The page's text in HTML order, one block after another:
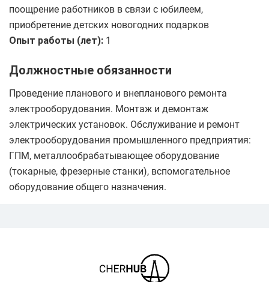
поощрение работников в связи с юбилеем,
приобретение детских новогодних подарков
Опыт работы (лет): 1
Должностные обязанности
Проведение планового и внепланового ремонта
электрооборудования. Монтаж и демонтаж
электрических установок. Обслуживание и ремонт
электрооборудования промышленного предприятия:
ГПМ, металлообрабатывающее оборудование
(токарные, фрезерные станки), вспомогательное
оборудование общего назначения.